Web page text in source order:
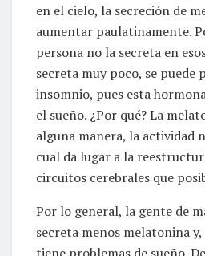
en el cielo, la secreción de
aumentar paulatinamente.
persona no la secreta en
secreta muy poco, se puede
insomnio, pues esta
el sueño. ¿Por qué? La
alguna manera, la actividad
cual da lugar a la
circuitos cerebrales que
Por lo general, la gente de
secreta menos melatonina